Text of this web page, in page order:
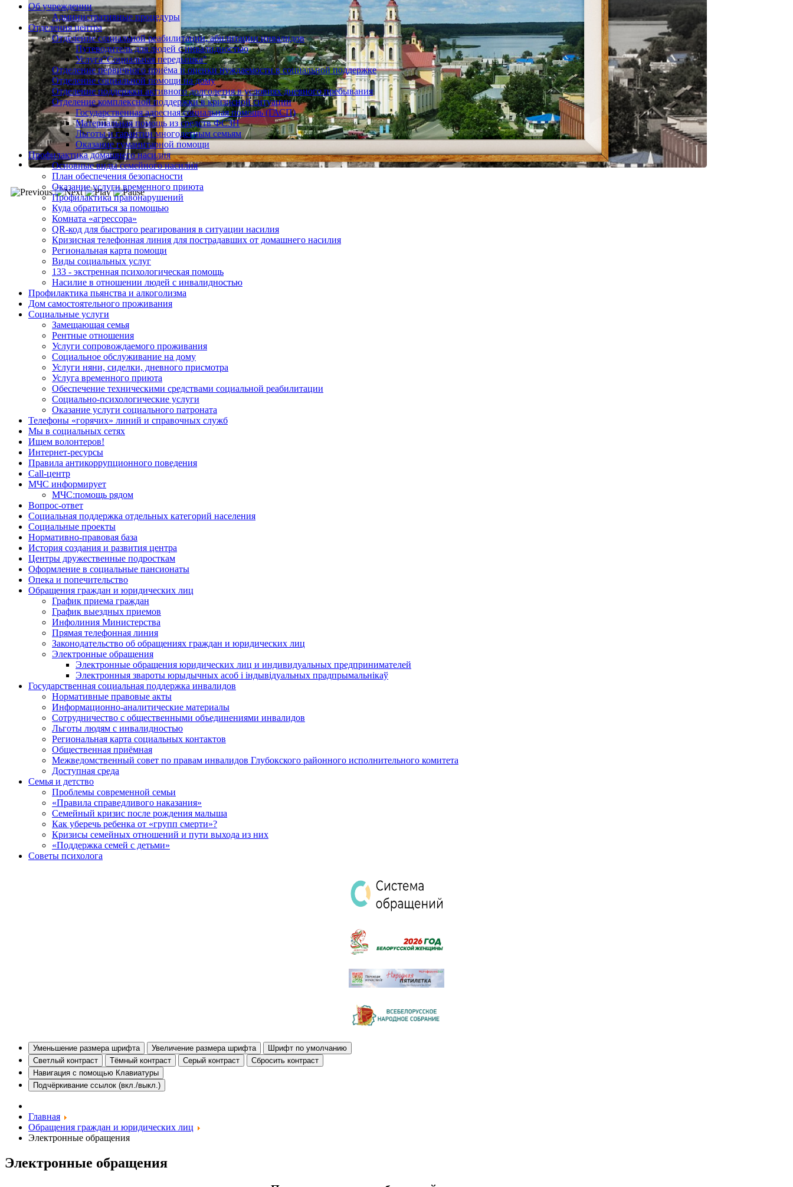
Об учреждении
Административные процедуры
Отделения центра
Отделение социальной реабилитации, абилитации инвалидов
Путеводитель для людей с инвалидностью
Услуга"Социальная передышка"
Отделение первичного приёма и оценки нуждаемости в социальной поддержке
Отделение социальной помощи на дому
Отделение поддержки активного долголетия в условиях дневного пребывания
Отделение комплексной поддержки в кризисной ситуации
Государственная адресная социальная помощь (ГАСП)
Материальная помощь из средств ФСЗН
Льготы и гарантии многодетным семьям
Оказание гуманитарной помощи
Профилактика домашнего насилия
Основные виды семейного насилия
План обеспечения безопасности
Оказание услуги временного приюта
Профилактика правонарушений
Куда обратиться за помощью
Комната «агрессора»
QR-код для быстрого реагирования в ситуации насилия
Кризисная телефонная линия для пострадавших от домашнего насилия
Региональная карта помощи
Виды социальных услуг
133 - экстренная психологическая помощь
Насилие в отношении людей с инвалидностью
Профилактика пьянства и алкоголизма
Дом самостоятельного проживания
Социальные услуги
Замещающая семья
Рентные отношения
Услуги сопровождаемого проживания
Социальное обслуживание на дому
Услуги няни, сиделки, дневного присмотра
Услуга временного приюта
Обеспечение техническими средствами социальной реабилитации
Социально-психологические услуги
Оказание услуги социального патроната
Телефоны «горячих» линий и справочных служб
Мы в социальных сетях
Ищем волонтеров!
Интернет-ресурсы
Правила антикоррупционного поведения
Call-центр
МЧС информирует
МЧС:помощь рядом
Вопрос-ответ
Социальная поддержка отдельных категорий населения
Социальные проекты
Нормативно-правовая база
История создания и развития центра
Центры дружественные подросткам
Оформление в социальные пансионаты
Опека и попечительство
Обращения граждан и юридических лиц
График приема граждан
График выездных приемов
Инфолиния Министерства
Прямая телефонная линия
Законодательство об обращениях граждан и юридических лиц
Электронные обращения
Электронные обращения юридических лиц и индивидуальных предпринимателей
Электронныя звароты юрыдычных асоб і індывідуальных прадпрымальнікаў
Государственная социальная поддержка инвалидов
Нормативные правовые акты
Информационно-аналитические материалы
Сотрудничество с общественными объединениями инвалидов
Льготы людям с инвалидностью
Региональная карта социальных контактов
Общественная приёмная
Межведомственный совет по правам инвалидов Глубокского районного исполнительного комитета
Доступная среда
Семья и детство
Проблемы современной семьи
«Правила справедливого наказания»
Семейный кризис после рождения малыша
Как уберечь ребенка от «групп смерти»?
Кризисы семейных отношений и пути выхода из них
«Поддержка семей с детьми»
Советы психолога
Уменьшение размера шрифта Увеличение размера шрифта
Шрифт по умолчанию
Светлый контраст
Тёмный контраст Серый контраст
Сбросить контраст
Навигация с помощью Клавиатуры
Подчёркивание ссылок (вкл./выкл.)
Главная
Обращения граждан и юридических лиц
Электронные обращения
Электронные обращения